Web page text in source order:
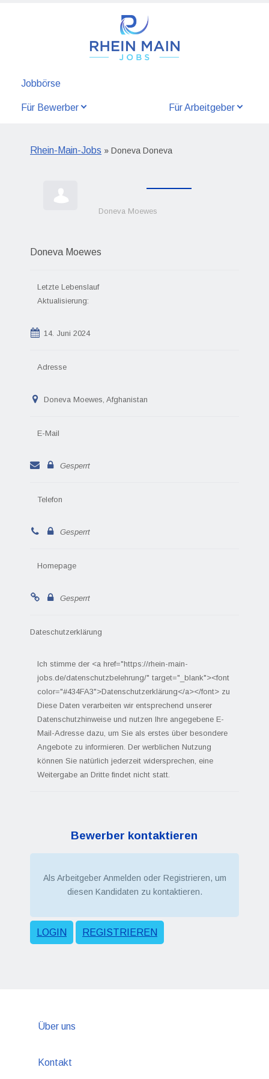
Jobbörse
Für Bewerber Für Arbeitgeber
Rhein-Main-Jobs » Doneva Doneva
Doneva Moewes
Doneva Moewes
Letzte Lebenslauf
Aktualisierung:
14. Juni 2024
Adresse
Doneva Moewes, Afghanistan
E-Mail
Gesperrt
Telefon
Gesperrt
Homepage
Gesperrt
Dateschutzerklärung
Ich stimme der <a href="https://rhein-main-
jobs.de/datenschutzbelehrung/" target="_blank"><font
color="#434FA3">Datenschutzerklärung</a></font> zu
Diese Daten verarbeiten wir entsprechend unserer
Datenschutzhinweise und nutzen Ihre angegebene E-
Mail-Adresse dazu, um Sie als erstes über besondere
Angebote zu informieren. Der werblichen Nutzung
können Sie natürlich jederzeit widersprechen, eine
Weitergabe an Dritte findet nicht statt.
Bewerber kontaktieren
Als Arbeitgeber Anmelden oder Registrieren, um
diesen Kandidaten zu kontaktieren.
LOGIN REGISTRIEREN
Über uns
Kontakt